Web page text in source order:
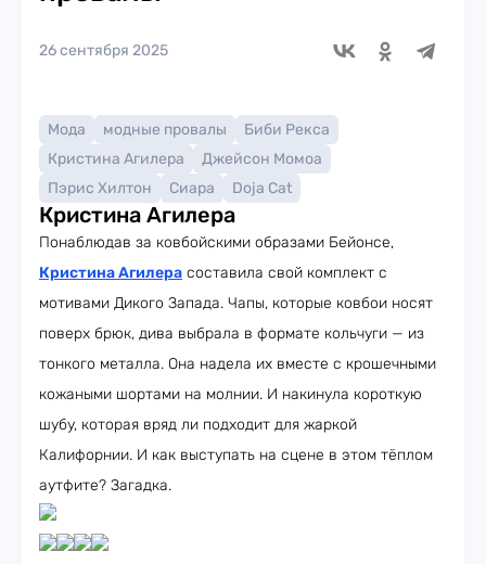
26 сентября 2025
Мода модные провалы
Биби Рекса
Кристина Агилера
Джейсон Момоа
Пэрис Хилтон
Сиара Doja Cat
Кристина Агилера
Понаблюдав за ковбойскими образами Бейонсе,
Кристина Агилера составила свой комплект с
мотивами Дикого Запада. Чапы, которые ковбои носят
поверх брюк, дива выбрала в формате кольчуги — из
тонкого металла. Она надела их вместе с крошечными
кожаными шортами на молнии. И накинула короткую
шубу, которая вряд ли подходит для жаркой
Калифорнии. И как выступать на сцене в этом тёплом
аутфите? Загадка.